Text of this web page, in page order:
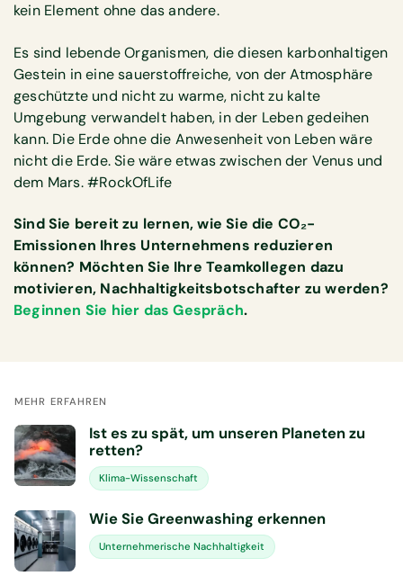
kein Element ohne das andere.
Es sind lebende Organismen, die diesen karbonhaltigen
Gestein in eine sauerstoffreiche, von der Atmosphäre
geschützte und nicht zu warme, nicht zu kalte
Umgebung verwandelt haben, in der Leben gedeihen
kann. Die Erde ohne die Anwesenheit von Leben wäre
nicht die Erde. Sie wäre etwas zwischen der Venus und
dem Mars. #RockOfLife
Sind Sie bereit zu lernen, wie Sie die CO₂-
Emissionen Ihres Unternehmens reduzieren
können? Möchten Sie Ihre Teamkollegen dazu
motivieren, Nachhaltigkeitsbotschafter zu werden?
Beginnen Sie hier das Gespräch.
MEHR ERFAHREN
Ist es zu spät, um unseren Planeten zu
retten?
Klima-Wissenschaft
Wie Sie Greenwashing erkennen
Unternehmerische Nachhaltigkeit